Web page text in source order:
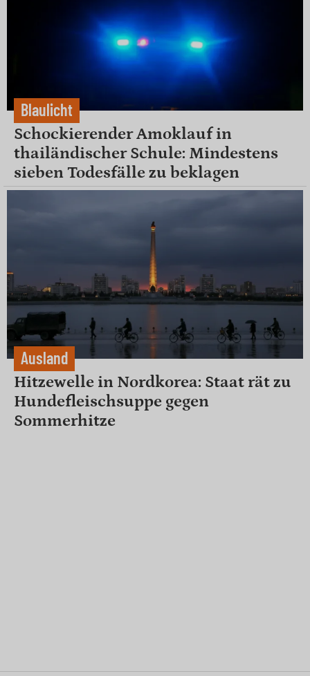
Blaulicht
Schockierender Amoklauf in
thailändischer Schule: Mindestens
sieben Todesfälle zu beklagen
Ausland
Hitzewelle in Nordkorea: Staat rät zu
Hundefleischsuppe gegen
Sommerhitze